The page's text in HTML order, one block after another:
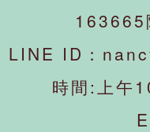
163665
LINE ID：
時間:上午